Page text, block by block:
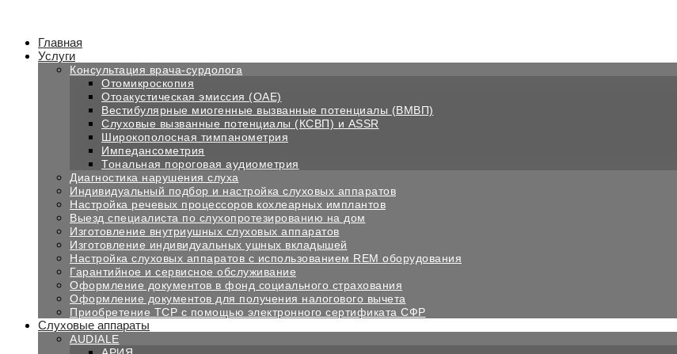
содержимому
Главная
Услуги
Консультация врача-сурдолога
Отомикроскопия
Отоакустическая эмиссия (OAE)
Вестибулярные миогенные вызванные потенциалы (ВМВП)
Слуховые вызванные потенциалы (КСВП) и ASSR
Широкополосная тимпанометрия
Импедансометрия
Тональная пороговая аудиометрия
Диагностика нарушения слуха
Индивидуальный подбор и настройка слуховых аппаратов
Настройка речевых процессоров кохлеарных имплантов
Выезд специалиста по слухопротезированию на дом
Изготовление внутриушных слуховых аппаратов
Изготовление индивидуальных ушных вкладышей
Настройка слуховых аппаратов с использованием REM оборудования
Гарантийное и сервисное обслуживание
Оформление документов в фонд социального страхования
Оформление документов для получения налогового вычета
Приобретение ТСР с помощью электронного сертификата СФР
Слуховые аппараты
AUDIALE